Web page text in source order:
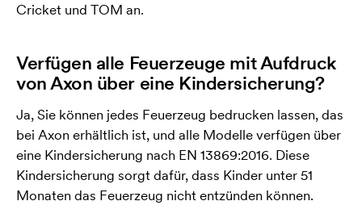
Cricket und TOM an.
Verfügen alle Feuerzeuge mit Aufdruck
von Axon über eine Kindersicherung?
Ja, Sie können jedes Feuerzeug bedrucken lassen, das
bei Axon erhältlich ist, und alle Modelle verfügen über
eine Kindersicherung nach EN 13869:2016. Diese
Kindersicherung sorgt dafür, dass Kinder unter 51
Monaten das Feuerzeug nicht entzünden können.